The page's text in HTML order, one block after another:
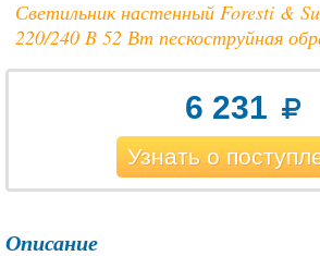
Светильник настенный Foresti &
220/240 B 52 Вт пескоструйная
6 231
Узнать о
Описание